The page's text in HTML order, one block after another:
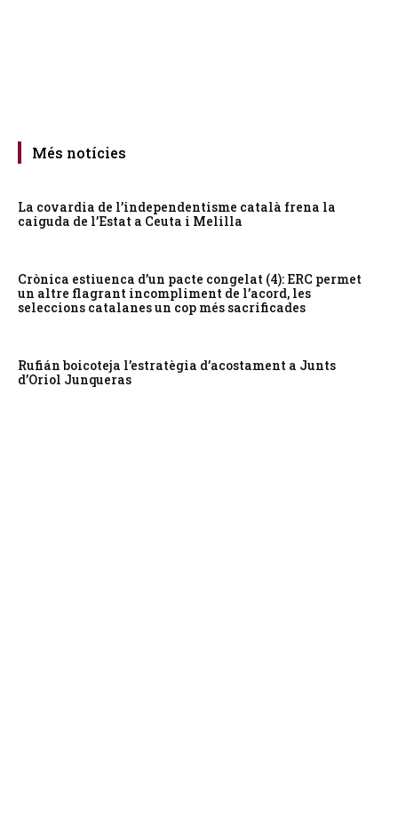
Més notícies
La covardia de l’independentisme català frena la
caiguda de l’Estat a Ceuta i Melilla
Crònica estiuenca d’un pacte congelat (4): ERC permet
un altre flagrant incompliment de l’acord, les
seleccions catalanes un cop més sacrificades
Rufián boicoteja l’estratègia d’acostament a Junts
d’Oriol Junqueras